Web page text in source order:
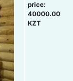
price:
40000.00
KZT